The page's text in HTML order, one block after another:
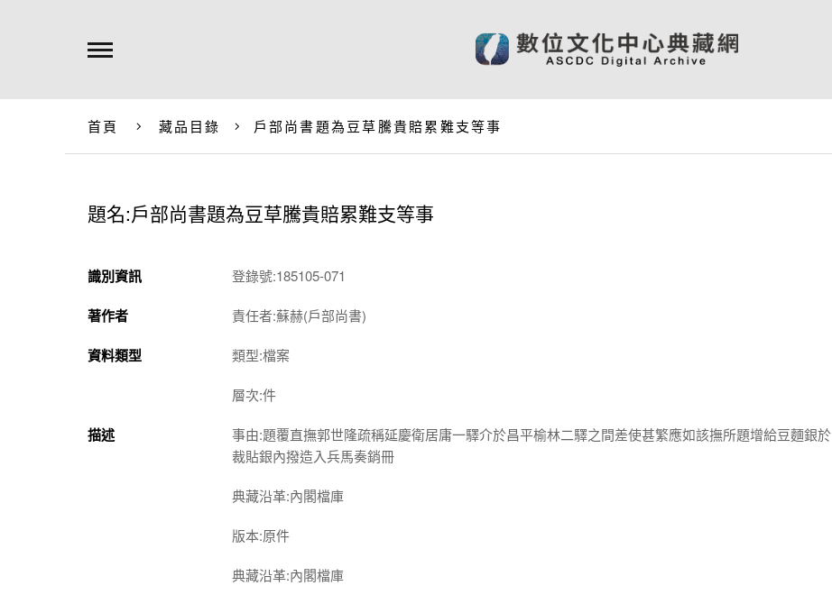
首頁 藏品目錄 戶部尚書題為豆草騰貴賠累難支等事
題名:戶部尚書題為豆草騰貴賠累難支等事
識別資訊 登錄號:185105-071
著作者 責任者:蘇赫(戶部尚書)
資料類型 類型:檔案
層次:件
描述
事由:題覆直撫郭世隆疏稱延慶衛居庸一驛介於昌平榆林二驛之間差使甚繁應如該撫所題增給豆麵銀於
裁貼銀內撥造入兵馬奏銷冊
典藏沿革:內閣檔庫
版本:原件
典藏沿革:內閣檔庫